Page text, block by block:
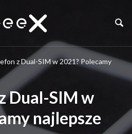
z Dual-SIM w 2021? Polecamy
Dual-SIM w
najlepsze